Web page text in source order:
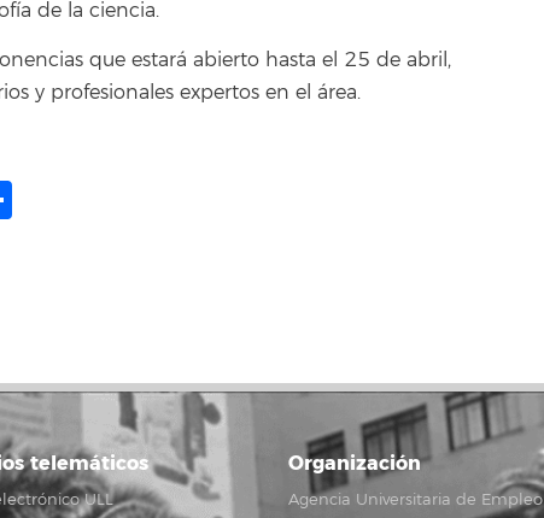
de la ciencia.
que estará abierto hasta el 25 de abril,
y profesionales expertos en el área.
telemáticos
ULL
Organización
Agencia Universitaria de Empleo